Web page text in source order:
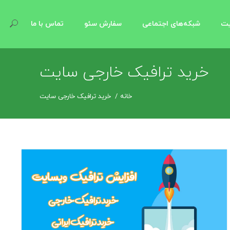
شبکه‌های اجتماعی سفارش سئو تماس با ما
خرید ترافیک خارجی سایت
خانه خرید ترافیک خارجی سایت